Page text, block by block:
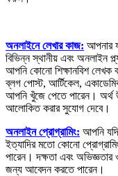
অনলাইনে লেখার কাজ: আপনার
বিভিন্ন স্থানীয় এবং অনলাইন
আপনি কোনো শিক্ষানবিশ লেখক
ব্লগ পোস্ট, আর্টিকেল,
আপনি খুঁজে পেতে পারেন। অর্থ
আলোকিত করার সুযোগ দেবে।
অনলাইন প্রোগ্রামিং: আপনি
ইত্যাদির মতো কোনো
পারেন। দক্ষতা এবং অভিজ্ঞতার
জন্য আবেদন করতে পারেন।